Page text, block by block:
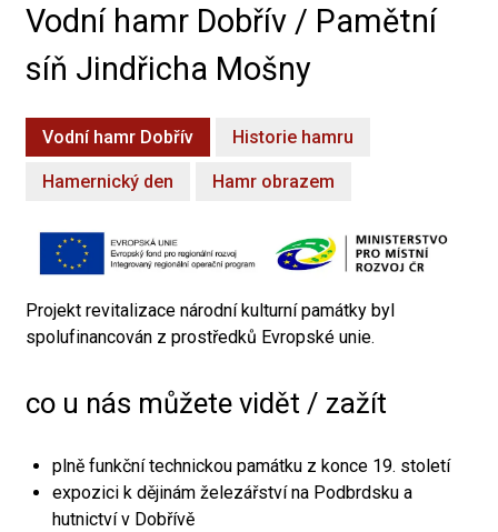
Vodní hamr Dobřív / Pamětní
síň Jindřicha Mošny
Vodní hamr Dobřív Historie hamru
Hamernický den Hamr obrazem
Projekt revitalizace národní kulturní památky byl
spolufinancován z prostředků Evropské unie.
co u nás můžete vidět / zažít
plně funkční technickou památku z konce 19. století
expozici k dějinám železářství na Podbrdsku a
hutnictví v Dobřívě